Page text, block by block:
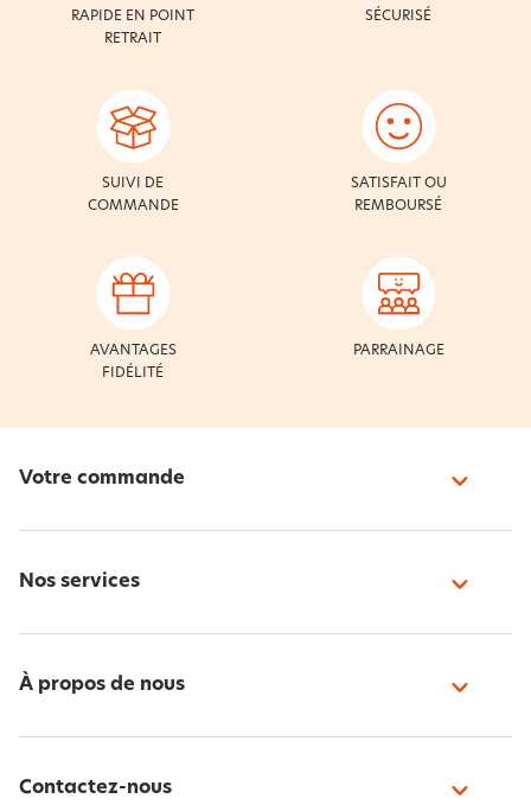
RAPIDE EN POINT
RETRAIT
SÉCURISÉ
SUIVI DE
COMMANDE
SATISFAIT OU
REMBOURSÉ
AVANTAGES
FIDÉLITÉ
PARRAINAGE
Votre commande
Nos services
À propos de nous
Contactez-nous